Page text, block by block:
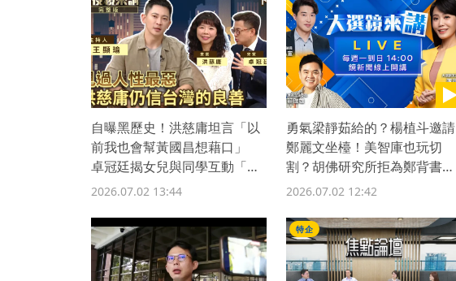
自曝黑歷史！洪慈庸坦言「以
前我也會幫黃國昌想藉口」
卓冠廷揭女兒與同學互動「根
本里長」
2026.07.02 13:44
勇氣梁靜茹給的？楊植斗邀請
鄭麗文坐檯！美智庫也玩切
割？胡佛研究所拒為鄭背書！
黃國昌斜槓網紅！點閱率只有
憤！白營立委竟拿飛官失事開
玩笑？
2026.07.02 12:42
特企